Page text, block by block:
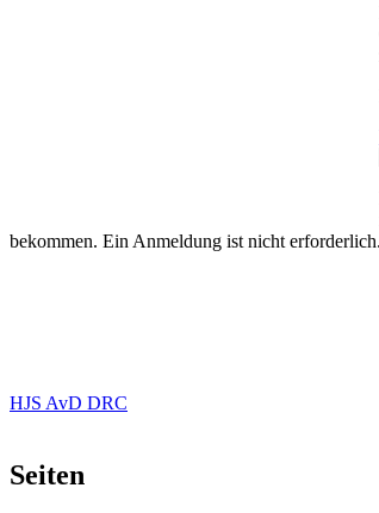
bekommen. Ein Anmeldung ist nicht erforderlich.
HJS AvD DRC
Seiten